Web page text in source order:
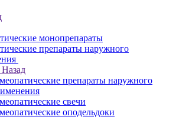
монопрепараты
препараты наружного
Назад
препараты наружного
свечи
оподельдоки